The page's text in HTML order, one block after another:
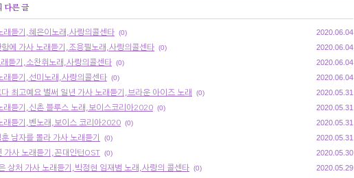
다른 글
래듣기,혜은이노래,사랑의콜센타 (0)
2020.06.04
에 가사 노래듣기,조용필노래,사랑의콜센타 (0)
2020.06.04
듣기,소찬휘노래,사랑의콜센타 (0)
2020.06.04
래듣기,선미노래,사랑의콜센타 (0)
2020.06.04
최고예요 벌써 일년 가사 노래듣기,브라운 아이즈 노래
(0)
2020.05.31
래듣기,신촌 블루스 노래,보이스코리아2020 (0)
2020.05.31
래듣기,벤노래,보이스 코리아2020 (0)
2020.05.31
남자를 몰라 가사 노래듣기
(0)
2020.05.31
가사 노래듣기,꼰대인턴OST (0)
2020.05.30
상처 가사 노래듣기,박정현 임재범 노래,사랑의 콜센타 (0) 2020.05.29